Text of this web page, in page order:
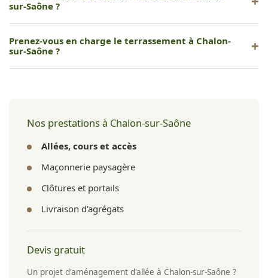
sur-Saône ?
réalisons un devis gratuit après étude sur place.
Prenez-vous en charge le terrassement à Chalon-
sur-Saône ?
Nos prestations à Chalon-sur-Saône
Allées, cours et accès
Maçonnerie paysagère
Clôtures et portails
Livraison d'agrégats
Devis gratuit
Un projet d'aménagement d'allée à Chalon-sur-Saône ?